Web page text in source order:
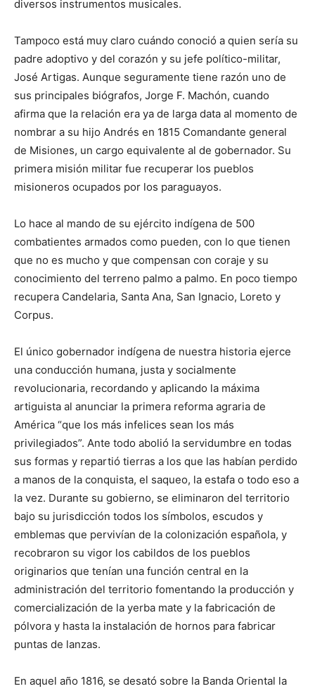
diversos instrumentos musicales.
Tampoco está muy claro cuándo conoció a quien sería su
padre adoptivo y del corazón y su jefe político-militar,
José Artigas. Aunque seguramente tiene razón uno de
sus principales biógrafos, Jorge F. Machón, cuando
afirma que la relación era ya de larga data al momento de
nombrar a su hijo Andrés en 1815 Comandante general
de Misiones, un cargo equivalente al de gobernador. Su
primera misión militar fue recuperar los pueblos
misioneros ocupados por los paraguayos.
Lo hace al mando de su ejército indígena de 500
combatientes armados como pueden, con lo que tienen
que no es mucho y que compensan con coraje y su
conocimiento del terreno palmo a palmo. En poco tiempo
recupera Candelaria, Santa Ana, San Ignacio, Loreto y
Corpus.
El único gobernador indígena de nuestra historia ejerce
una conducción humana, justa y socialmente
revolucionaria, recordando y aplicando la máxima
artiguista al anunciar la primera reforma agraria de
América “que los más infelices sean los más
privilegiados”. Ante todo abolió la servidumbre en todas
sus formas y repartió tierras a los que las habían perdido
a manos de la conquista, el saqueo, la estafa o todo eso a
la vez. Durante su gobierno, se eliminaron del territorio
bajo su jurisdicción todos los símbolos, escudos y
emblemas que pervivían de la colonización española, y
recobraron su vigor los cabildos de los pueblos
originarios que tenían una función central en la
administración del territorio fomentando la producción y
comercialización de la yerba mate y la fabricación de
pólvora y hasta la instalación de hornos para fabricar
puntas de lanzas.
En aquel año 1816, se desató sobre la Banda Oriental la